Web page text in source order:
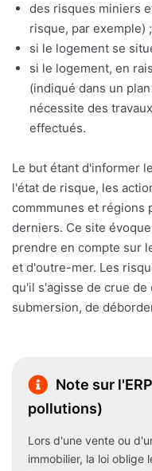
des risques miniers
risque, par exemple) ;
si le logement se
si le logement, en
(indiqué dans un
nécessite des
effectués.
Le but étant d'informer
l'état de risque, les
commmunes et régions
derniers. Ce site
prendre en compte sur
et d'outre-mer. Les
qu'il s'agisse de crue de
submersion, de
Note sur
pollutions)
Lors d'une vente ou
immobilier, la loi oblige